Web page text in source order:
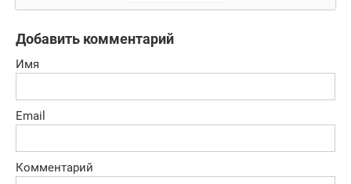
Добавить комментарий
Имя
Email
Комментарий